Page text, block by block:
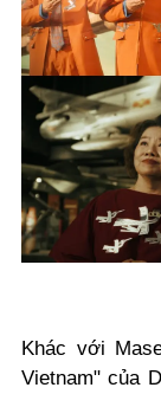
Khác với
Vietnam" của